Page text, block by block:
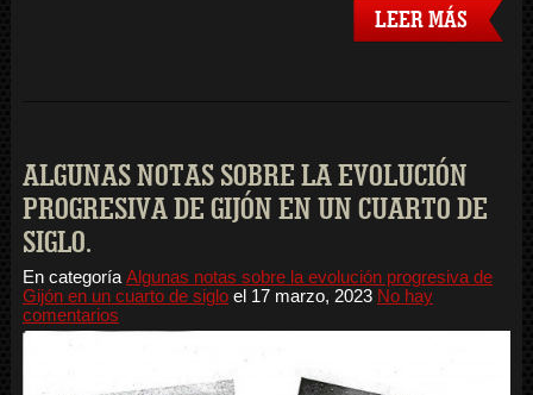
LEER MÁS
ALGUNAS NOTAS SOBRE LA EVOLUCIÓN
PROGRESIVA DE GIJÓN EN UN CUARTO DE
SIGLO.
En categoría Algunas notas sobre la evolución progresiva de
Gijón en un cuarto de sigloel 17 marzo, 2023 No hay
comentarios